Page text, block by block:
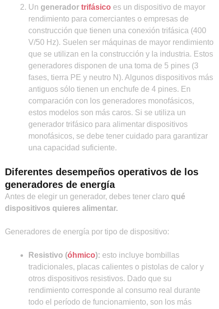
Un generador trifásico es un dispositivo de mayor
rendimiento para comerciantes o empresas de
construcción que tienen una conexión trifásica (400
V/50 Hz). Suelen ser máquinas de mayor rendimiento
que se utilizan en la construcción y la industria. Estos
generadores disponen de una toma de 5 pines (3
fases, tierra PE y neutro N). Algunos dispositivos más
antiguos sólo tienen un enchufe de 4 pines. En
comparación con los generadores monofásicos,
estos modelos son más caros. Si se utiliza un
generador trifásico para alimentar dispositivos
monofásicos, se debe tener cuidado para garantizar
una capacidad suficiente.
Diferentes desempeños operativos de los
generadores de energía
Antes de elegir un generador, debes tener claro qué
dispositivos quieres alimentar.
Generadores de energía por tipo de dispositivo:
Resistivo (óhmico): esto incluye bombillas
tradicionales, placas calientes o pistolas de calor y
otros dispositivos resistivos. Dado que su
rendimiento corresponde al consumo real durante
todo el período de funcionamiento, son los más